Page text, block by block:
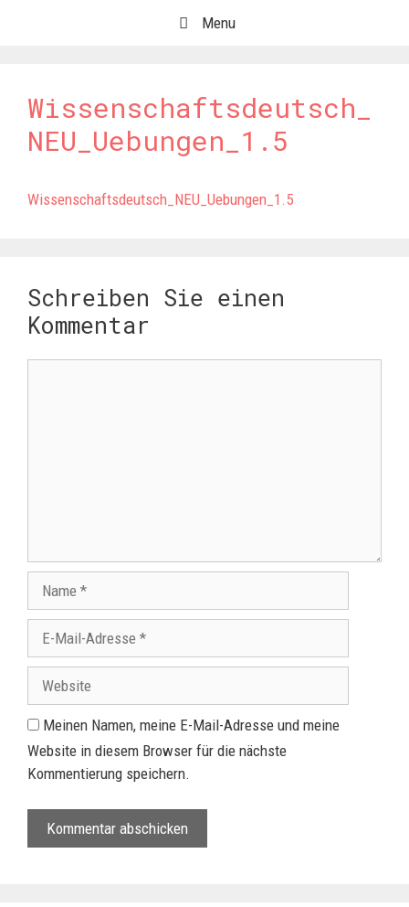
Menu
Wissenschaftsdeutsch_
NEU_Uebungen_1.5
Wissenschaftsdeutsch_NEU_Uebungen_1.5
Schreiben Sie einen
Kommentar
Meinen Namen, meine E-Mail-Adresse und meine
Website in diesem Browser für die nächste
Kommentierung speichern.